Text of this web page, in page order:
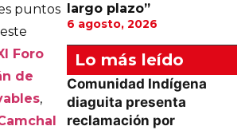
puntos
Foro
de
,
largo plazo”
6 agosto, 2026
Lo más leído
Comunidad Indígena
diaguita presenta
reclamación por